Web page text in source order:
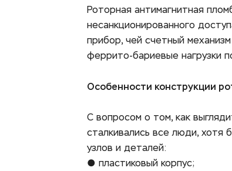
Роторная антимагнитная
несанкционированного
прибор, чей счетный
феррито-бариевые нагрузки
Особенности конструкции
С вопросом о том, как
сталкивались все люди, хотя
узлов и деталей:
● пластиковый корпус;